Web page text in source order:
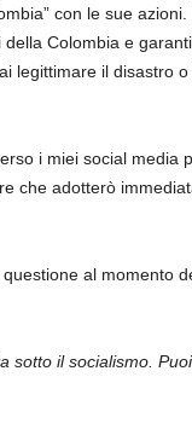
con le sue azioni.
Colombia e
legittimare il disastro o
i miei social media
che adotterò
al momento
sotto il socialismo.